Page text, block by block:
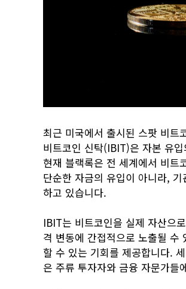
최근 미국에서 출시된 스팟 비트
비트코인 신탁(IBIT)은 자본 유
현재 블랙록은 전 세계에서 비
단순한 자금의 유입이 아니라,
하고 있습니다.
IBIT는 비트코인을 실제 자산으
격 변동에 간접적으로 노출될 수
할 수 있는 기회를 제공합니다.
은 주류 투자자와 금융 자문가들